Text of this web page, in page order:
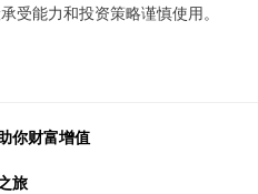
受能力和投资策略谨慎使用。
你财富增值
旅